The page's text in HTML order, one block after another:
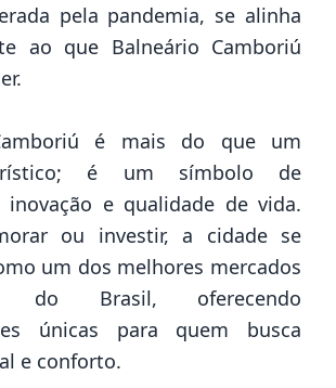
pela pandemia, se alinha
ao que Balneário Camboriú
é mais do que um
é um símbolo de
inovação e qualidade de vida.
ou investir, a cidade se
um dos melhores mercados
do Brasil, oferecendo
únicas para quem busca
e conforto.